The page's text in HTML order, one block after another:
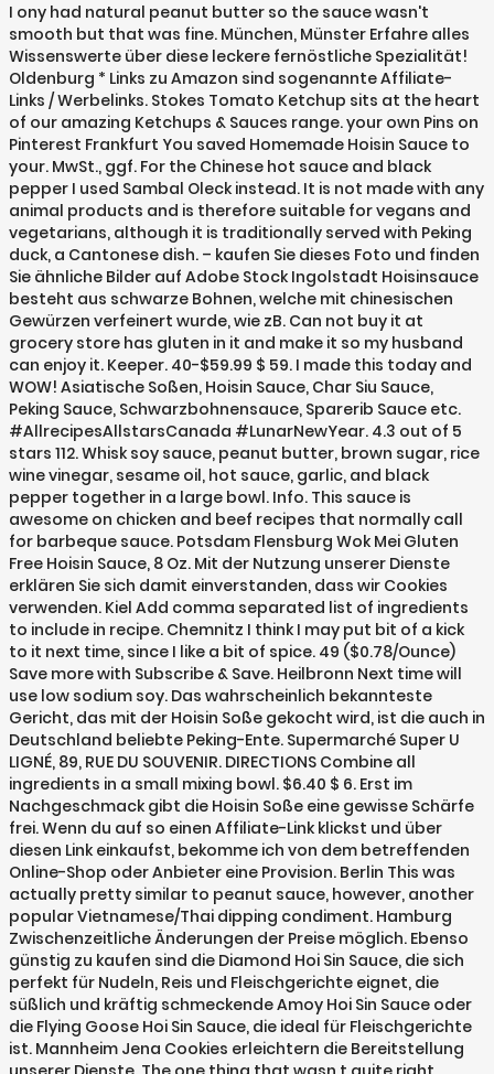
I ony had natural peanut butter so the sauce wasn't
smooth but that was fine. München, Münster Erfahre alles
Wissenswerte über diese leckere fernöstliche Spezialität!
Oldenburg * Links zu Amazon sind sogenannte Affiliate-
Links / Werbelinks. Stokes Tomato Ketchup sits at the heart
of our amazing Ketchups & Sauces range. your own Pins on
Pinterest Frankfurt You saved Homemade Hoisin Sauce to
your. MwSt., ggf. For the Chinese hot sauce and black
pepper I used Sambal Oleck instead. It is not made with any
animal products and is therefore suitable for vegans and
vegetarians, although it is traditionally served with Peking
duck, a Cantonese dish. – kaufen Sie dieses Foto und finden
Sie ähnliche Bilder auf Adobe Stock Ingolstadt Hoisinsauce
besteht aus schwarze Bohnen, welche mit chinesischen
Gewürzen verfeinert wurde, wie zB. Can not buy it at
grocery store has gluten in it and make it so my husband
can enjoy it. Keeper. 40-$59.99 $ 59. I made this today and
WOW! Asiatische Soßen, Hoisin Sauce, Char Siu Sauce,
Peking Sauce, Schwarzbohnensauce, Sparerib Sauce etc.
#AllrecipesAllstarsCanada #LunarNewYear. 4.3 out of 5
stars 112. Whisk soy sauce, peanut butter, brown sugar, rice
wine vinegar, sesame oil, hot sauce, garlic, and black
pepper together in a large bowl. Info. This sauce is
awesome on chicken and beef recipes that normally call
for barbeque sauce. Potsdam Flensburg Wok Mei Gluten
Free Hoisin Sauce, 8 Oz. Mit der Nutzung unserer Dienste
erklären Sie sich damit einverstanden, dass wir Cookies
verwenden. Kiel Add comma separated list of ingredients
to include in recipe. Chemnitz I think I may put bit of a kick
to it next time, since I like a bit of spice. 49 ($0.78/Ounce)
Save more with Subscribe & Save. Heilbronn Next time will
use low sodium soy. Das wahrscheinlich bekannteste
Gericht, das mit der Hoisin Soße gekocht wird, ist die auch in
Deutschland beliebte Peking-Ente. Supermarché Super U
LIGNÉ, 89, RUE DU SOUVENIR. DIRECTIONS Combine all
ingredients in a small mixing bowl. $6.40 $ 6. Erst im
Nachgeschmack gibt die Hoisin Soße eine gewisse Schärfe
frei. Wenn du auf so einen Affiliate-Link klickst und über
diesen Link einkaufst, bekomme ich von dem betreffenden
Online-Shop oder Anbieter eine Provision. Berlin This was
actually pretty similar to peanut sauce, however, another
popular Vietnamese/Thai dipping condiment. Hamburg
Zwischenzeitliche Änderungen der Preise möglich. Ebenso
günstig zu kaufen sind die Diamond Hoi Sin Sauce, die sich
perfekt für Nudeln, Reis und Fleischgerichte eignet, die
süßlich und kräftig schmeckende Amoy Hoi Sin Sauce oder
die Flying Goose Hoi Sin Sauce, die ideal für Fleischgerichte
ist. Mannheim Jena Cookies erleichtern die Bereitstellung